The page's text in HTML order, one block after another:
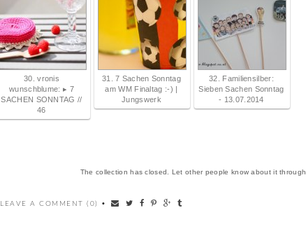
30. vronis
wunschblume: ▸ 7
SACHEN SONNTAG //
46
31. 7 Sachen Sonntag
am WM Finaltag :-) |
Jungswerk
32. Familiensilber:
Sieben Sachen Sonntag
- 13.07.2014
The collection has closed. Let other people know about it through
LEAVE A COMMENT (0) •